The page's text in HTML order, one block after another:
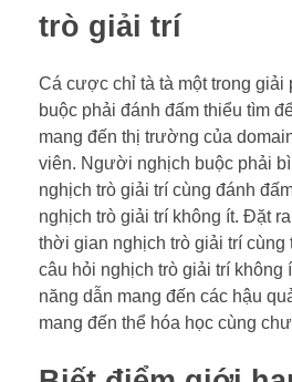
trò giải trí
Cá cược chỉ tà tà một trong giải
buộc phải đánh đấm thiểu tìm
mang đến thị trường của
viên. Người nghịch buộc phải
nghịch trò giải trí cùng đánh
nghịch trò giải trí không ít. Đặt
thời gian nghịch trò giải trí cùng
câu hỏi nghịch trò giải trí không
năng dẫn mang đến các hậu
mang đến thể hóa học cùng